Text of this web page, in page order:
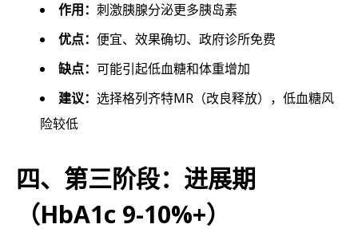
作用： 刺激胰腺分泌更多胰岛素
优点： 便宜、效果确切、政府诊所免费
缺点： 可能引起低血糖和体重增加
建议： 选择格列齐特MR（改良释放），低血糖风
险较低
四、第三阶段：进展期
（HbA1c 9-10%+）